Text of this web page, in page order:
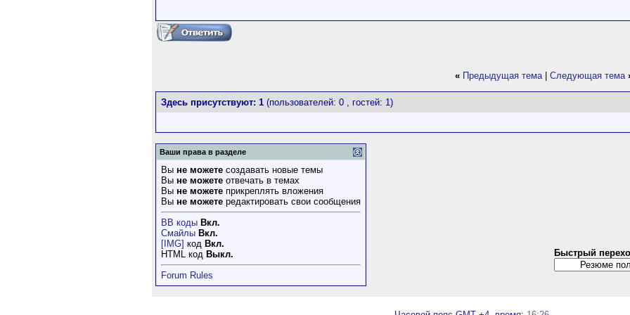
« Предыдущая тема| Следующая тема
Здесь присутствуют: 1 (пользователей: 0 , гостей: 1)
Ваши права в разделе
Вы не можете создавать новые темы
Вы не можете отвечать в темах
Вы не можете прикреплять вложения
Вы не можете редактировать свои сообщения
BB коды Вкл.
Смайлы Вкл.
[IMG] код Вкл.
HTML код Выкл.
Forum Rules
Быстрый